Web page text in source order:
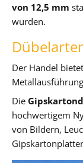
von 12,5 mm
wurden.
Der Handel
Die
hochwertigem
von Bildern,